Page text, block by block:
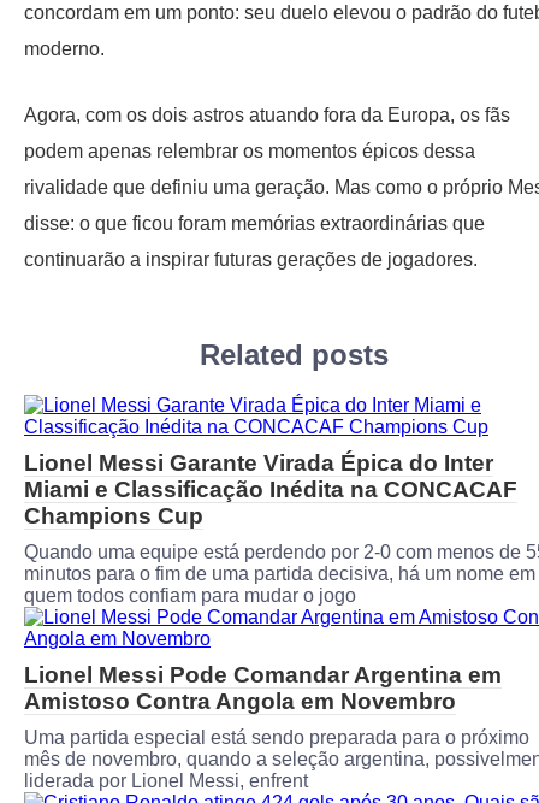
concordam em um ponto: seu duelo elevou o padrão do
moderno.
Agora, com os dois astros atuando fora da Europa, os fãs
podem apenas relembrar os momentos épicos dessa
rivalidade que definiu uma geração. Mas como o próprio
disse: o que ficou foram memórias extraordinárias que
continuarão a inspirar futuras gerações de jogadores.
Related posts
Lionel Messi Garante Virada Épica do Inter
Miami e Classificação Inédita na CONCACAF
Champions Cup
Quando uma equipe está perdendo por 2-0 com menos de
minutos para o fim de uma partida decisiva, há um nome em
quem todos confiam para mudar o jogo
Lionel Messi Pode Comandar Argentina em
Amistoso Contra Angola em Novembro
Uma partida especial está sendo preparada para o próximo
mês de novembro, quando a seleção argentina,
liderada por Lionel Messi, enfrent